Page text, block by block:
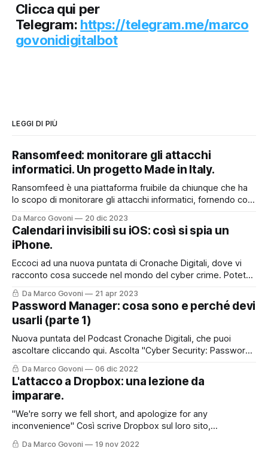
Clicca qui per
Telegram: https://telegram.me/marco
govonidigitalbot
LEGGI DI PIÙ
Ransomfeed: monitorare gli attacchi
informatici. Un progetto Made in Italy.
Ransomfeed è una piattaforma fruibile da chiunque che ha
lo scopo di monitorare gli attacchi informatici, fornendo così
security, ma non solo. E' anche uno strumento divulgativo
che permette a tutti quanti di poter accedere ad
informazioni che spesso
Da Marco Govoni 20 dic 2023
Calendari invisibili su iOS: così si spia un
iPhone.
Eccoci ad una nuova puntata di Cronache Digitali, dove vi
racconto cosa succede nel mondo del cyber crime. Potete
asoltare la puntata sul mio Podcast, cliccando qui o nel box
sottostante, oppure, continuare a leggere per trovare tutti i
riferimenti ed i link presenti nella storia del podcast di oggi.
Da Marco Govoni 21 apr 2023
Password Manager: cosa sono e perché devi
usarli (parte 1)
Nuova puntata del Podcast Cronache Digitali, che puoi
ascoltare cliccando qui. Ascolta "Cyber Security: Password
Manager. Cosa sono e perché devi usarli." su Spreaker.
Oggi vi lascio anche il contributo con questo post perché
l'argomento è molto interessante e certamente andrà
Da Marco Govoni 06 dic 2022
L'attacco a Dropbox: una lezione da
imparare.
"We're sorry we fell short, and apologize for any
inconvenience" Così scrive Dropbox sul loro sito,
raccontando come sia stato possibile - e come sia stato
gestito - un recente attacco informatico. Ma partiamo
Da Marco Govoni 19 nov 2022